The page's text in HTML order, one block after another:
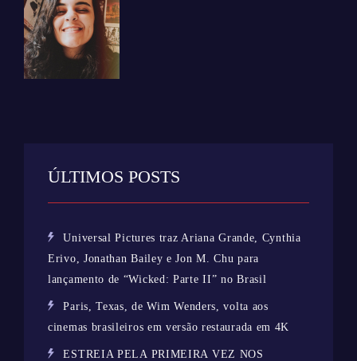
ÚLTIMOS POSTS
Universal Pictures traz Ariana Grande, Cynthia
Erivo, Jonathan Bailey e Jon M. Chu para
lançamento de “Wicked: Parte II” no Brasil
Paris, Texas, de Wim Wenders, volta aos
cinemas brasileiros em versão restaurada em 4K
ESTREIA PELA PRIMEIRA VEZ NOS